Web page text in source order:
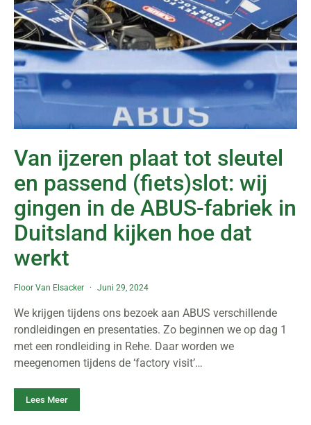
Van ijzeren plaat tot sleutel
en passend (fiets)slot: wij
gingen in de ABUS-fabriek in
Duitsland kijken hoe dat
werkt
Floor Van Elsacker Juni 29, 2024
We krijgen tijdens ons bezoek aan ABUS verschillende
rondleidingen en presentaties. Zo beginnen we op dag 1
met een rondleiding in Rehe. Daar worden we
meegenomen tijdens de ‘factory visit’…
Lees Meer